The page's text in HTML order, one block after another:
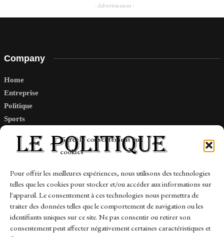
Gérer le consentement aux
cookies
Pour offrir les meilleures expériences, nous utilisons des technologies
telles que les cookies pour stocker et/ou accéder aux informations sur
l'appareil. Le consentement à ces technologies nous permettra de
traiter des données telles que le comportement de navigation ou les
identifiants uniques sur ce site. Ne pas consentir ou retirer son
consentement peut affecter négativement certaines caractéristiques et
- Advertisement -
Company
Home
Entreprise
Politique
Sports
Links
Contact
Sitemap